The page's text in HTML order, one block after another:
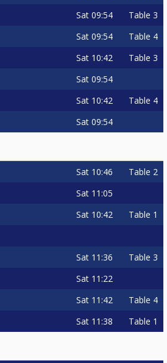
Sat 09:54 Table 3
Sat 09:54 Table 4
Sat 10:42 Table 3
Sat 09:54
Sat 10:42 Table 4
Sat 09:54
Sat 10:46 Table 2
Sat 11:05
Sat 10:42 Table 1
Sat 11:36 Table 3
Sat 11:22
Sat 11:42 Table 4
Sat 11:38 Table 1